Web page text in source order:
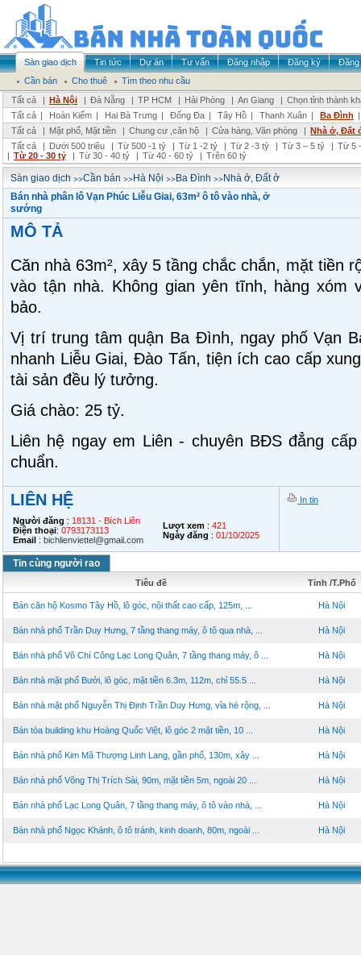
Sàn giao dịch Tin tức Dự án Tư vấn Đăng nhập Đăng ký
Đăng
Cần bán
Cho thuê
Tìm theo nhu cầu
Tất cả
| Hà Nội | Đà Nẵng | TP HCM | Hải Phòng | An Giang | Chọn tỉnh thành
Tất cả | Hoàn Kiếm | Hai Bà Trưng | Đống Đa | Tây Hồ | Thanh Xuân | Ba Đình
Tất cả
| Mặt phố, Mặt tiền | Chung cư ,căn hộ | Cửa hàng, Văn phòng | Nhà ở, Đất
Tất cả
| Dưới 500 triệu | Từ 500 -1 tỷ | Từ 1 -2 tỷ | Từ 2 -3 tỷ | Từ 3 – 5 tỷ | Từ 5
| Từ 20 - 30 tỷ | Từ 30 - 40 tỷ | Từ 40 - 60 tỷ | Trên 60 tỷ
Sàn giao dịch >>Cần bán >>Hà Nội >>Ba Đình >>Nhà ở, Đất ở
Bán nhà phân lô Vạn Phúc Liễu Giai, 63m² ô tô vào nhà, ở
sướng
MÔ TẢ
Căn nhà 63m², xây 5 tầng chắc chắn, mặt tiền
vào tận nhà. Không gian yên tĩnh, hàng xóm
bảo.
Vị trí trung tâm quận Ba Đình, ngay phố Vạn
nhanh Liễu Giai, Đào Tấn, tiện ích cao cấp
tài sản đều lý tưởng.
Giá chào: 25 tỷ.
Liên hệ ngay em Liên - chuyên BĐS đẳng
chuẩn.
LIÊN HỆ
Người đăng : 18131 - Bích Liên
Điện thoại: 0793173113
Email : bichlienviettel@gmail.com
Lượt xem : 421
Ngày đăng : 01/10/2025
In tin
Tin cùng người rao
Tiêu đề Tỉnh /T.Phố
Bán căn hộ Kosmo Tây Hồ, lô góc, nội thất cao cấp, 125m, ... Hà Nội
Bán nhà phố Trần Duy Hưng, 7 tầng thang máy, ô tô qua nhà, ... Hà Nội
Bán nhà phố Võ Chí Công Lạc Long Quân, 7 tầng thang máy, ô ... Hà Nội
Bán nhà mặt phố Bưởi, lô góc, mặt tiền 6.3m, 112m, chỉ 55.5 ... Hà Nội
Bán nhà mặt phố Nguyễn Thị Định Trần Duy Hưng, vỉa hè rộng, ... Hà Nội
Bán tòa building khu Hoàng Quốc Việt, lô góc 2 mặt tiền, 10 ... Hà Nội
Bán nhà phố Kim Mã Thượng Linh Lang, gần phố, 130m, xây ... Hà Nội
Bán nhà phố Võng Thị Trích Sài, 90m, mặt tiền 5m, ngoài 20 ... Hà Nội
Bán nhà phố Lạc Long Quân, 7 tầng thang máy, ô tô vào nhà, ... Hà Nội
Bán nhà phố Ngọc Khánh, ô tô tránh, kinh doanh, 80m, ngoài ... Hà Nội